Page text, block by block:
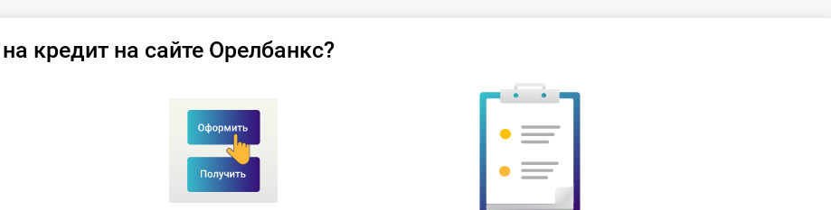
кредит на сайте Орелбанкс?